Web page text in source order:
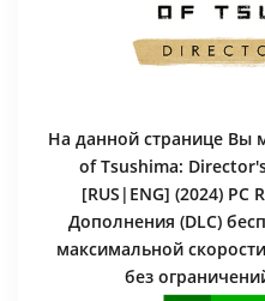
На данной странице Вы
of Tsushima:
[RUS|ENG] (2024) PC
Дополнения (DLC)
максимальной
без